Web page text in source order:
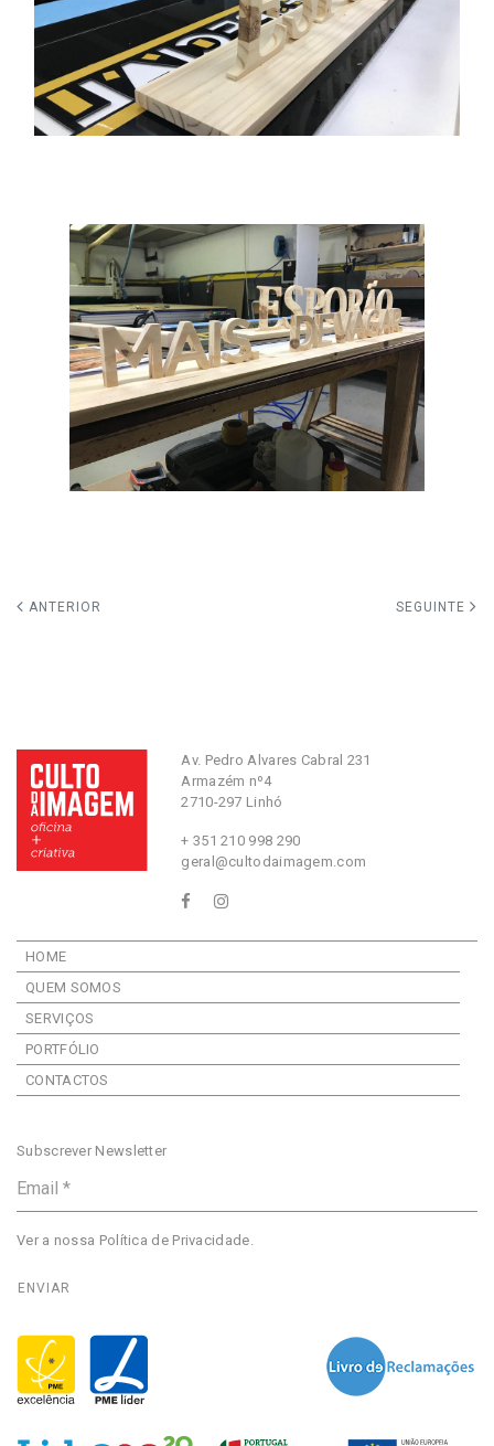
ANTERIOR SEGUINTE
Av. Pedro Alvares Cabral 231
Armazém nº4
2710-297 Linhó
+ 351 210 998 290
geral@cultodaimagem.com
HOME
QUEM SOMOS
SERVIÇOS
PORTFÓLIO
CONTACTOS
Subscrever Newsletter
Ver a nossa Política de Privacidade